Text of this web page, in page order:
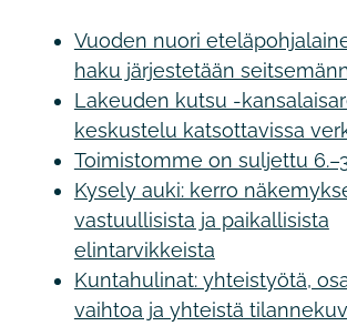
Vuoden nuori
haku järjestetään
Lakeuden kutsu -
keskustelu katsottavissa
Toimistomme on suljettu
Kysely auki: kerro
vastuullisista ja paikallisista
elintarvikkeista
Kuntahulinat: yhteistyötä,
vaihtoa ja yhteistä